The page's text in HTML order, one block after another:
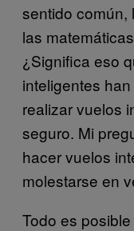
sentido común,
las
¿Significa eso
inteligentes
realizar vuelos
seguro. Mi
hacer vuelos
molestarse en
Todo es